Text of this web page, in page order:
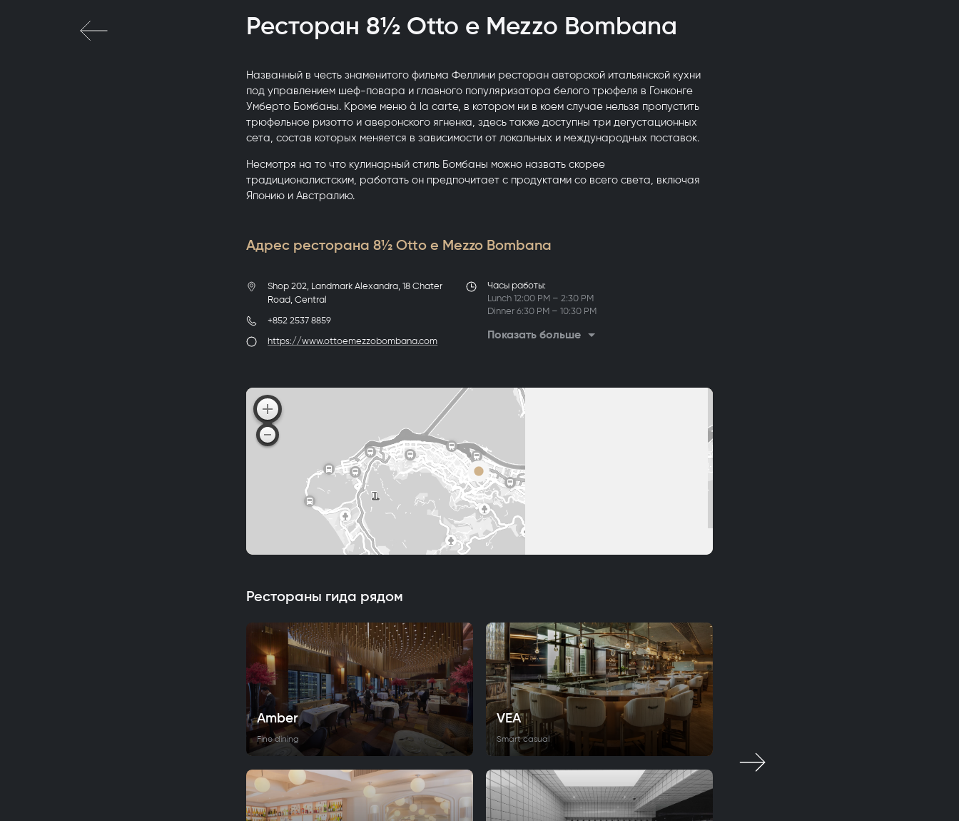
Ресторан 8½ Otto e Mezzo Bombana
Названный в честь знаменитого фильма Феллини ресторан авторской итальянской кухни
под управлением шеф-повара и главного популяризатора белого трюфеля в Гонконге
Умберто Бомбаны. Кроме меню à la carte, в котором ни в коем случае нельзя пропустить
трюфельное ризотто и аверонского ягненка, здесь также доступны три дегустационных
сета, состав которых меняется в зависимости от локальных и международных поставок.
Несмотря на то что кулинарный стиль Бомбаны можно назвать скорее
традиционалистским, работать он предпочитает с продуктами со всего света, включая
Японию и Австралию.
Адрес ресторана 8½ Otto e Mezzo Bombana
Shop 202, Landmark Alexandra, 18 Chater
Road, Central
+852 2537 8859
https://www.ottoemezzobombana.com
Часы работы:
Lunch 12:00 PM – 2:30 PM
Dinner 6:30 PM – 10:30 PM
Показать больше
Рестораны гида рядом
Amber
Fine dining
VEA
Smart casual